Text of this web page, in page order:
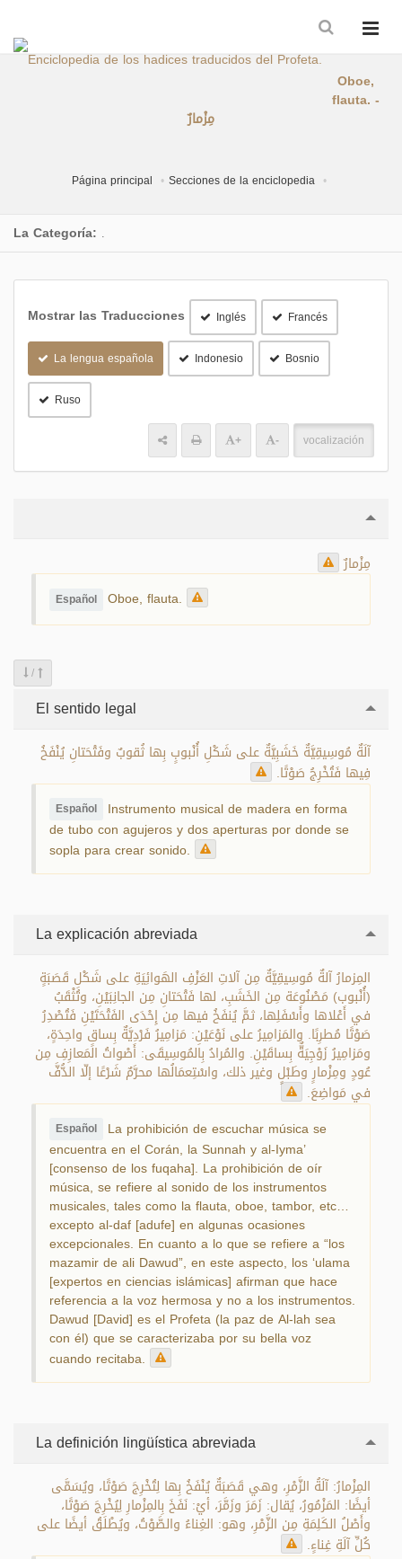
Oboe,
flauta. -
مِزْمارٌ
Página principal Secciones de la enciclopedia
La Categoría:
Mostrar las Traducciones Inglés Francés
La lengua española Indonesio Bosnio
Ruso
+ - vocalización
مِزْمارٌ
Español Oboe, flauta.
/
El sentido legal
آلَةٌ مُوسِيقِيَّةٌ خَشَبِيَّةٌ على شَكْلِ أُنْبوبٍ بِها ثُقوبٌ وفَتْحَتانِ يُنْفَخُ
فِيها فَتُخْرِجُ صَوْتًا.
Español Instrumento musical de madera en forma
de tubo con agujeros y dos aperturas por donde se
sopla para crear sonido.
La explicación abreviada
المِزمارُ آلةٌ مُوسِيقِيَّةٌ مِن آلاتِ العَزْفِ الهَوائِيَةِ على شَكْلِ قَصَبَةٍ
(أُنْبوب) مَصْنُوعَة مِن الخَشَبِ، لها فَتْحَتانِ مِن الجانِبَيْنِ، وتُثْقَبُ
في أَعْلاها وأَسْفَلِها، ثمَّ يُنفَخُ فيها مِن إِحْدَى الفَتْحَتَيْنِ فَتُصْدِرُ
صَوْتًا مُطرِبًا. والمَزامِيرُ على نَوْعَيْنِ: مَزامِيرُ فَرْدِيَّةٌ بِساقٍ واحِدَةٍ،
ومَزامِيرُ زَوْجِيَةٌّ بِساقَيْنِ. والمُرادُ بِالمُوسِيقَى: أَصْواتُ المَعازِفِ مِن
عُودٍ ومِزْمارٍ وطَبْلٍ وغير ذلك، واسْتِعمَالُها محرَّمٌ شَرْعًا إلّا الدُّفَّ
في مَواضِعَ.
Español La prohibición de escuchar música se
encuentra en el Corán, la Sunnah y al-Iyma’
[consenso de los fuqaha]. La prohibición de oír
música, se refiere al sonido de los instrumentos
musicales, tales como la flauta, oboe, tambor, etc…
excepto al-daf [adufe] en algunas ocasiones
excepcionales. En cuanto a lo que se refiere a “los
mazamir de ali Dawud”, en este aspecto, los ‘ulama
[expertos en ciencias islámicas] afirman que hace
referencia a la voz hermosa y no a los instrumentos.
Dawud [David] es el Profeta (la paz de Al-lah sea
con él) que se caracterizaba por su bella voz
cuando recitaba.
La definición lingüística abreviada
المِزْمارُ: آلَةُ الزَّمْرِ، وهي قَصَبَةٌ يُنْفَخُ بِها لِتُخْرِجَ صَوْتًا، ويُسَمَّى
أيضًا: المَزْمُورُ، يُقال: زَمَرَ وزَمَّرَ، أيْ: نَفَخَ بِالمِزْمارِ لِيُخْرِجَ صَوْتًا،
وأَصْلُ الكَلِمَةِ مِن الزَّمْرِ، وهو: الغِناءُ والصَّوْتُ، ويُطْلَقُ أيضًا على
كُلِّ آلَةِ غِناءٍ.